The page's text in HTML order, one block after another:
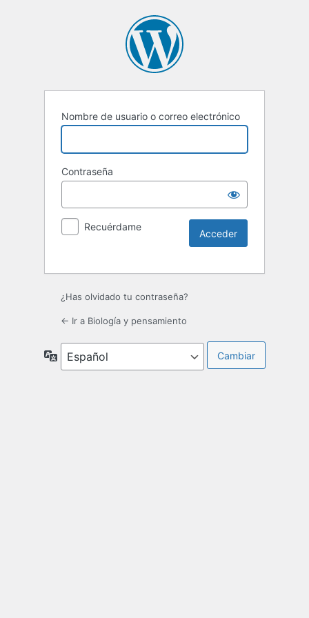
Nombre de usuario o correo electrónico
Contraseña
Recuérdame
¿Has olvidado tu contraseña?
← Ir a Biología y pensamiento
Idioma